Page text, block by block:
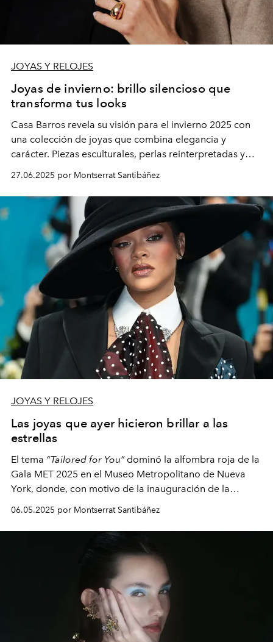
JOYAS Y RELOJES
Joyas de invierno: brillo silencioso que
transforma tus looks
Casa Barros revela su visión para el invierno 2025 con
una colección de joyas que combina elegancia y
carácter. Piezas esculturales, perlas reinterpretadas y
27.06.2025 por Montserrat Santibáñez
JOYAS Y RELOJES
Las joyas que ayer hicieron brillar a las
estrellas
El tema “Tailored for You”dominó la alfombra roja de la
Gala MET 2025 en el Museo Metropolitano de Nueva
York, donde, con motivo de la inauguración de la
Cartier captaron la atención por su belleza y
originalidad.
06.05.2025 por Montserrat Santibáñez